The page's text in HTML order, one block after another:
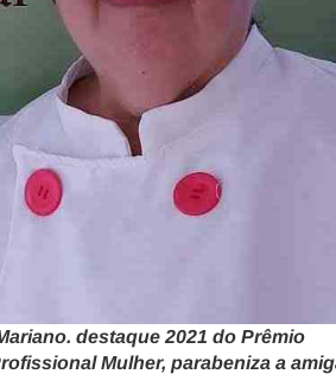
destaque 2021 do Prêmio
Mulher, parabeniza a